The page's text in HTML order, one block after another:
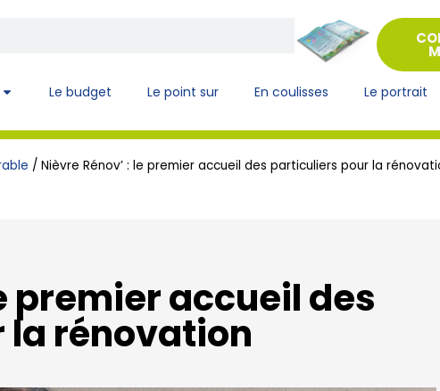
Le budget Le point sur En coulisses Le portrait
/ Nièvre Rénov’ : le premier accueil des particuliers pour la
premier accueil des
rénovation